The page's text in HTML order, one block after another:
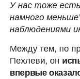
У нас тоже
намного
наблюдениями
Между тем, по
Пехлеви, он
впервые